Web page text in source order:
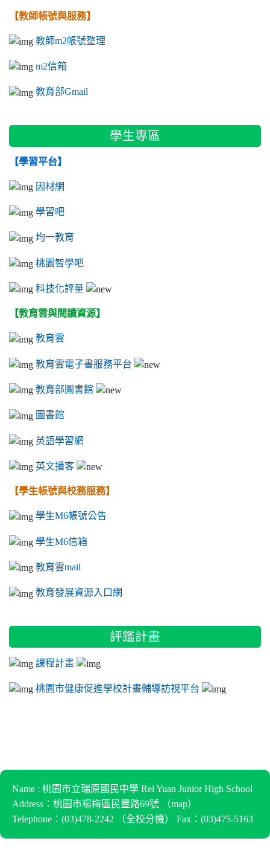
【教師帳號與服務】
教師m2帳號整理
m2信箱
教育部Gmail
學生專區
【學習平台】
因材網
學習吧
均一教育
桃園智學吧
科技化評量
【教育雲與閱讀資源】
教育雲
教育雲電子書服務平台
教育部圖書館
圖書館
英語學習網
英文播客
【學生帳號與校務服務】
學生M6帳號公告
學生M6信箱
教育雲mail
教育發展資源入口網
評鑑計畫
課程計畫
桃園市健康促進學校計畫輔導訪視平台
Name : 桃園市立瑞原國民中學 Rei Yuan Junior High School
Address：桃園市楊梅區民豐路69號 （map）
Telephone：(03)478-2242 （全校分機） Fax：(03)475-5163